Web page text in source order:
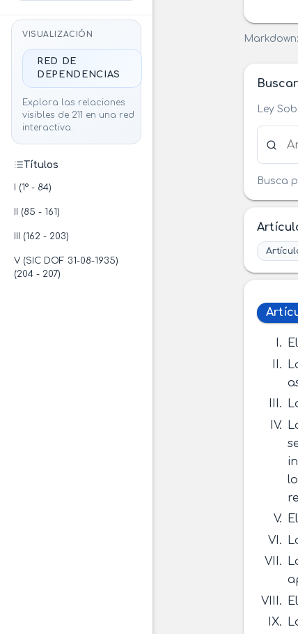
VISUALIZACIÓN
RED DE
DEPENDENCIAS
Explora las relaciones
visibles de 211 en una red
interactiva.
Títulos
I (1° - 84)
II (85 - 161)
III (162 - 203)
V (SIC DOF 31-08-1935)
(204 - 207)
Markdown:
Ley
Busca